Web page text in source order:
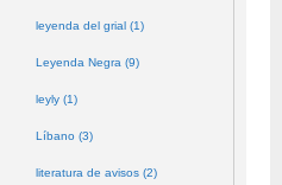
leyenda del grial (1)
Leyenda Negra (9)
leyly (1)
Líbano (3)
literatura de avisos (2)